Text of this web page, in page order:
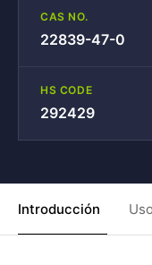
CAS NO.
22839-47-0
HS CODE
292429
Introducción